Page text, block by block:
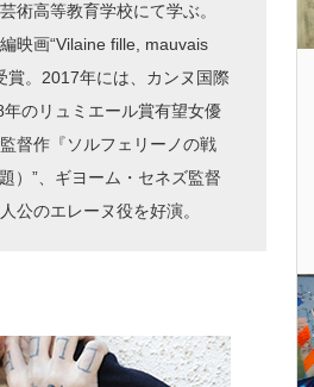
術高等教育学校にて学ぶ。
映画“Vilaine fille, mauvais
賞。2017年には、カンヌ国際
のリュミエール賞有望女優
督作『ソルフェリーノの戦
）”、ギヨーム・セネズ監督
公のエレーヌ役を好演。